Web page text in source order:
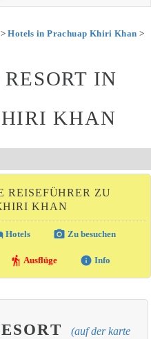
>Hotels in Prachuap Khiri Khan >
IN
KHAN
REISEFÜHRER ZU
KHAN
Hotels photo_camera Zu besuchen
hiking Ausflüge info Info
(auf der karte